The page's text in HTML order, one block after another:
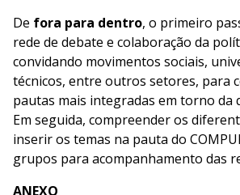
De fora para dentro, o primeiro
rede de debate e colaboração da
convidando movimentos sociais,
técnicos, entre outros setores, para
pautas mais integradas em torno da
Em seguida, compreender os
inserir os temas na pauta do
grupos para acompanhamento das
ANEXO